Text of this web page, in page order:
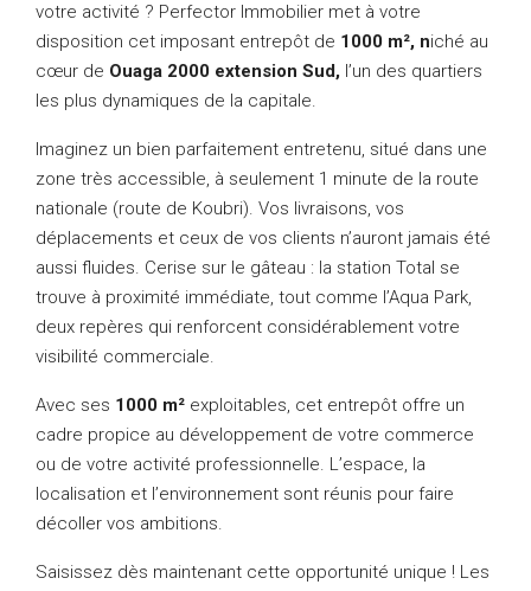
votre activité ? Perfector Immobilier met à votre
disposition cet imposant entrepôt de 1000 m², niché au
cœur de Ouaga 2000 extension Sud, l’un des quartiers
les plus dynamiques de la capitale.
Imaginez un bien parfaitement entretenu, situé dans une
zone très accessible, à seulement 1 minute de la route
nationale (route de Koubri). Vos livraisons, vos
déplacements et ceux de vos clients n’auront jamais été
aussi fluides. Cerise sur le gâteau : la station Total se
trouve à proximité immédiate, tout comme l’Aqua Park,
deux repères qui renforcent considérablement votre
visibilité commerciale.
Avec ses 1000 m² exploitables, cet entrepôt offre un
cadre propice au développement de votre commerce
ou de votre activité professionnelle. L’espace, la
localisation et l’environnement sont réunis pour faire
décoller vos ambitions.
Saisissez dès maintenant cette opportunité unique ! Les